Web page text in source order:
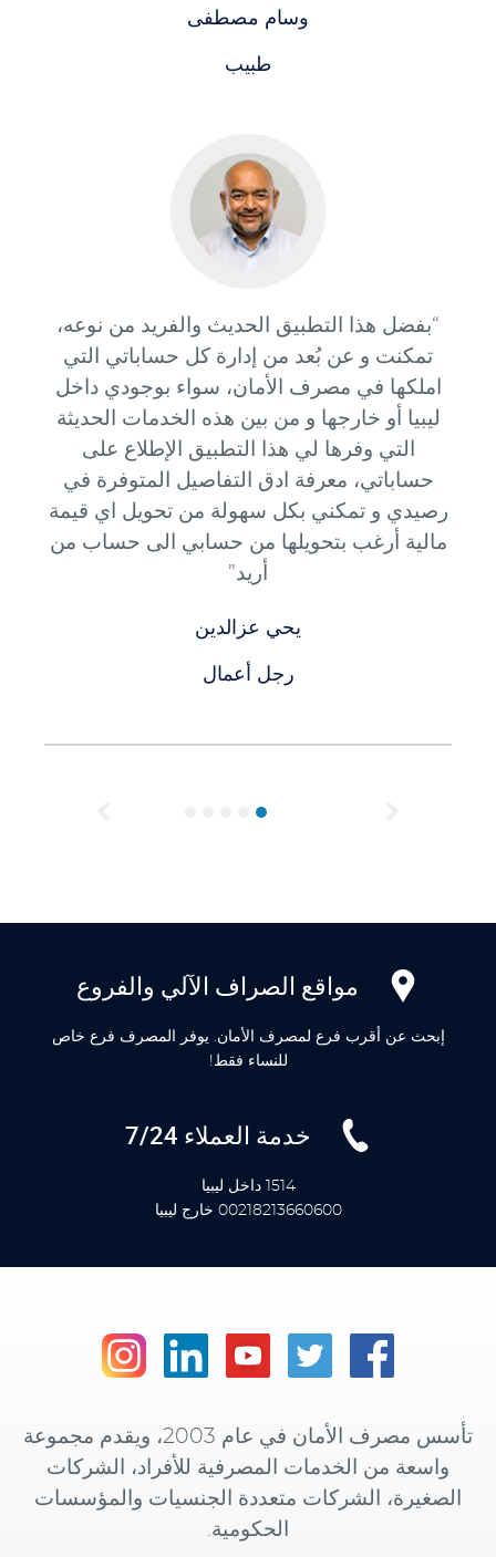
وسام مصطفى
طبيب
“بفضل هذا التطبيق الحديث والفريد من نوعه،
تمكنت و عن بُعد من إدارة كل حساباتي التي
املكها في مصرف الأمان، سواء بوجودي داخل
ليبيا أو خارجها و من بين هذه الخدمات الحديثة
التي وفرها لي هذا التطبيق الإطلاع على
حساباتي، معرفة ادق التفاصيل المتوفرة في
رصيدي و تمكني بكل سهولة من تحويل اي قيمة
مالية أرغب بتحويلها من حسابي الى حساب من
أريد”
يحي عزالدين
رجل أعمال
مواقع الصراف الآلي والفروع
إبحث عن أقرب فرع لمصرف الأمان. يوفر المصرف فرع خاص
للنساء فقط!
خدمة العملاء 7/24
1514 داخل ليبيا
00218213660600 خارج ليبيا
تأسس مصرف الأمان في عام 2003، ويقدم مجموعة
واسعة من الخدمات المصرفية للأفراد، الشركات
الصغيرة، الشركات متعددة الجنسيات والمؤسسات
الحكومية.